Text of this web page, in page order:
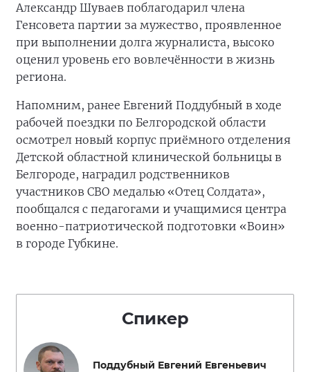
Александр Шуваев поблагодарил члена
Генсовета партии за мужество, проявленное
при выполнении долга журналиста, высоко
оценил уровень его вовлечённости в жизнь
региона.
Напомним, ранее Евгений Поддубный в ходе
рабочей поездки по Белгородской области
осмотрел новый корпус приёмного отделения
Детской областной клинической больницы в
Белгороде, наградил родственников
участников СВО медалью «Отец Солдата»,
пообщался с педагогами и учащимися центра
военно-патриотической подготовки «Воин»
в городе Губкине.
Спикер
Поддубный Евгений Евгеньевич